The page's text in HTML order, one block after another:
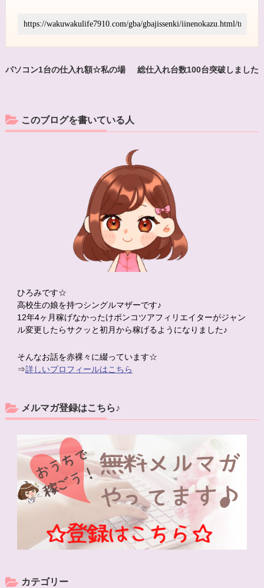
パソコン1台の仕入れ額☆私の場
総仕入れ台数100台突破しました
このブログを書いている人
ひろみです☆
高校生の娘を持つシングルマザーです♪
12年4ヶ月稼げなかったけポンコツアフィリエイターがジャン
ル変更したらサクッと初月から稼げるようになりました♪
そんなお話を赤裸々に綴っています☆
⇒詳しいプロフィールはこちら
メルマガ登録はこちら♪
カテゴリー